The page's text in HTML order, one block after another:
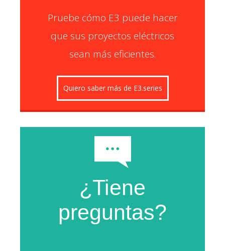
Pruebe cómo E3 puede hacer
que sus proyectos eléctricos
sean más eficientes.
Quiero saber más de E3.series
¿Tiene
preguntas?